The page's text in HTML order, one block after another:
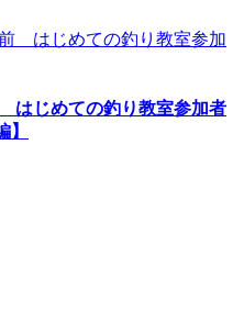
はじめての釣り教室参加者